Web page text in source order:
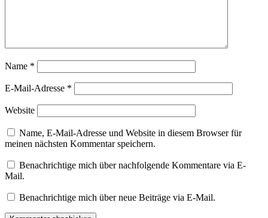
Name *
E-Mail-Adresse *
Website
Name, E-Mail-Adresse und Website in diesem Browser für
meinen nächsten Kommentar speichern.
Benachrichtige mich über nachfolgende Kommentare via E-
Mail.
Benachrichtige mich über neue Beiträge via E-Mail.